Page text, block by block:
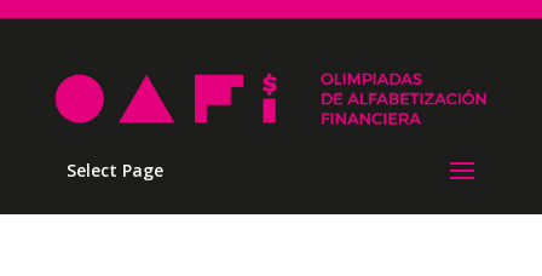
Select Page